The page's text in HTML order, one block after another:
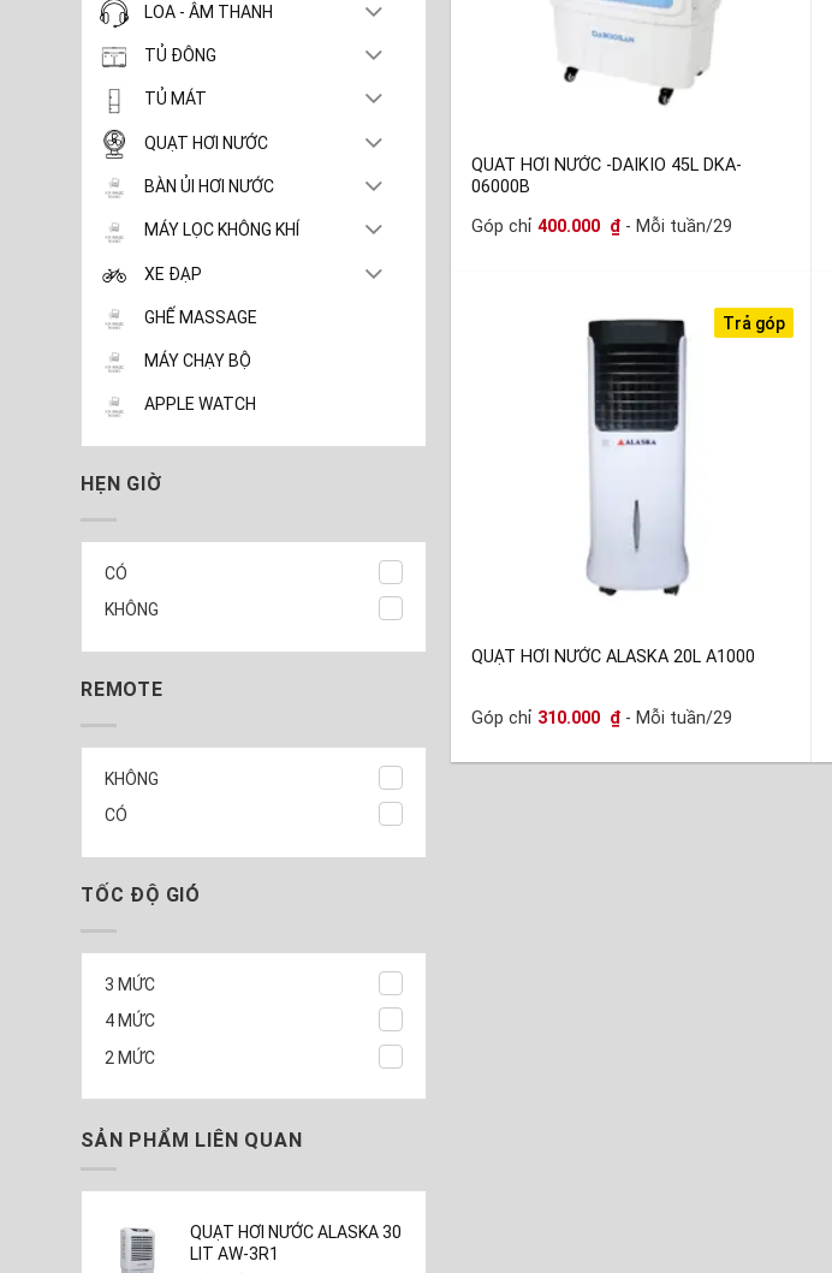
LOA - ÂM THANH
TỦ ĐÔNG
TỦ MÁT
QUẠT HƠI NƯỚC
BÀN ỦI HƠI NƯỚC
MÁY LỌC KHÔNG KHÍ
XE ĐẠP
GHẾ MASSAGE
MÁY CHẠY BỘ
APPLE WATCH
HẸN GIỜ
CÓ
KHÔNG
REMOTE
KHÔNG
CÓ
TỐC ĐỘ GIÓ
3 MỨC
4 MỨC
2 MỨC
SẢN PHẨM LIÊN QUAN
QUẠT HƠI NƯỚC ALASKA 30
LIT AW-3R1
QUAT HƠI NƯỚC -DAIKIO 45L DKA-
06000B
Góp chỉ 400.000 ₫ - Mỗi tuần/29
Trả góp
QUẠT HƠI NƯỚC ALASKA 20L A1000
Góp chỉ 310.000 ₫ - Mỗi tuần/29